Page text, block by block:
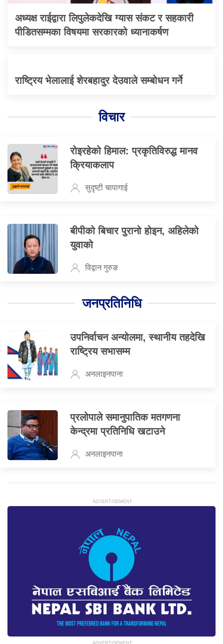
अध्यक्ष राईद्वारा लिपुलेकदेखि ग्यास संकट र सहकारी
पीडितसम्मका विषयमा सरकारको ध्यानाकर्षण
राष्ट्रिय भेलालाई शेरबहादुर देउवाले सम्बोधन गर्ने
विचार
रोइरहेको हिमाल: प्रकृतिविरुद्ध मानव
क्रियाकलाप
सुदृष्टी चापागाई
बीपीको बिचार पुरानो होइन, अहिलेको
युवाको
विद्वान गुरुङ
जनप्रतिनिधि
उपनिर्वाचन अन्योलमा, स्थानीय तहदेखि
राष्ट्रिय सभासम्म
अनलाइनपाना
प्रलोपाले समानुपातिक मतगणना
केन्द्रमा प्रतिनिधि खटाउने
अनलाइनपाना